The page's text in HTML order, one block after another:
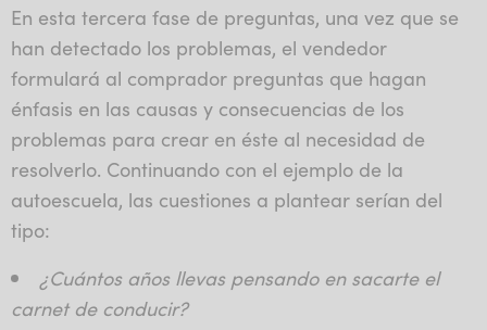
En esta tercera fase de preguntas, una vez que se
han detectado los problemas, el vendedor
formulará al comprador preguntas que hagan
énfasis en las causas y consecuencias de los
problemas para crear en éste al necesidad de
resolverlo. Continuando con el ejemplo de la
autoescuela, las cuestiones a plantear serían del
tipo:
¿Cuántos años llevas pensando en sacarte el
carnet de conducir?